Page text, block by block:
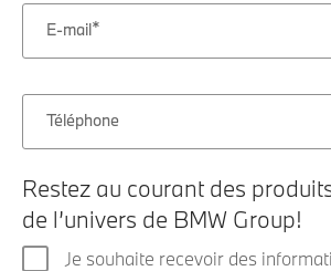
E-mail
Téléphone
Restez au courant des
de l’univers de BMW Group!
Je souhaite recevoir des